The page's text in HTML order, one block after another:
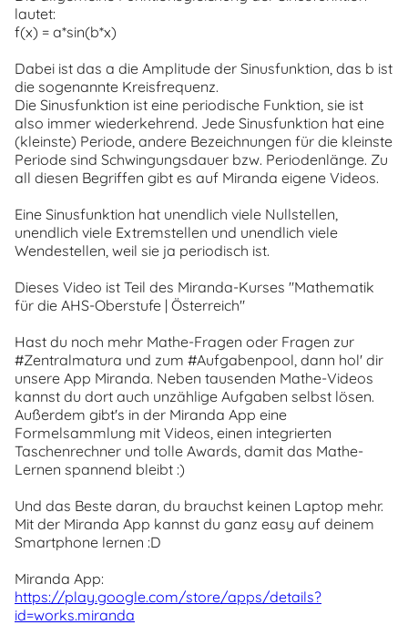
lautet:
f(x) = a*sin(b*x)
Dabei ist das a die Amplitude der Sinusfunktion, das b ist
die sogenannte Kreisfrequenz.
Die Sinusfunktion ist eine periodische Funktion, sie ist
also immer wiederkehrend. Jede Sinusfunktion hat eine
(kleinste) Periode, andere Bezeichnungen für die kleinste
Periode sind Schwingungsdauer bzw. Periodenlänge. Zu
all diesen Begriffen gibt es auf Miranda eigene Videos.
Eine Sinusfunktion hat unendlich viele Nullstellen,
unendlich viele Extremstellen und unendlich viele
Wendestellen, weil sie ja periodisch ist.
Dieses Video ist Teil des Miranda-Kurses "Mathematik
für die AHS-Oberstufe | Österreich"
Hast du noch mehr Mathe-Fragen oder Fragen zur
#Zentralmatura und zum #Aufgabenpool, dann hol' dir
unsere App Miranda. Neben tausenden Mathe-Videos
kannst du dort auch unzählige Aufgaben selbst lösen.
Außerdem gibt's in der Miranda App eine
Formelsammlung mit Videos, einen integrierten
Taschenrechner und tolle Awards, damit das Mathe-
Lernen spannend bleibt :)
Und das Beste daran, du brauchst keinen Laptop mehr.
Mit der Miranda App kannst du ganz easy auf deinem
Smartphone lernen :D
Miranda App:
https://play.google.com/store/apps/details?
id=works.miranda